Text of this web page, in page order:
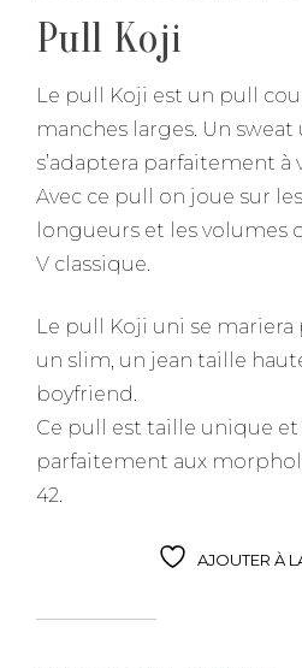
Pull Koji
Le pull Koji est un pull
manches larges. Un sweat
s’adaptera parfaitement à
Avec ce pull on joue sur
longueurs et les volumes
V classique.
Le pull Koji uni se
un slim, un jean taille
boyfriend.
Ce pull est taille unique et
parfaitement aux
42.
AJOUTER À